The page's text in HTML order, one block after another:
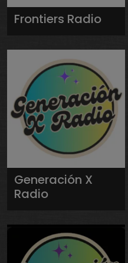
Frontiers Radio
Generación X
Radio